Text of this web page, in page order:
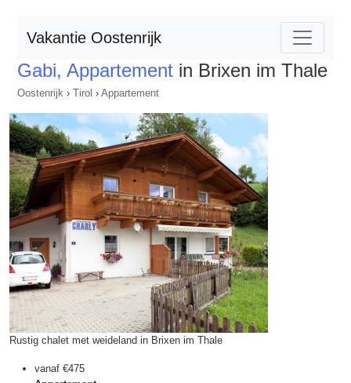
Vakantie Oostenrijk
Gabi, Appartement in Brixen im Thale
Oostenrijk › Tirol › Appartement
Rustig chalet met weideland in Brixen im Thale
vanaf €475